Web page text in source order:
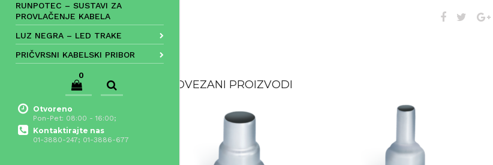
RUNPOTEC – SUSTAVI ZA
PROVLAČENJE KABELA
LUZ NEGRA – LED TRAKE
PRIČVRSNI KABELSKI PRIBOR
0
Otvoreno
Pon-Pet: 08:00 - 16:00;
Kontaktirajte nas
01-3880-247; 01-3886-677
POVEZANI PROIZVODI